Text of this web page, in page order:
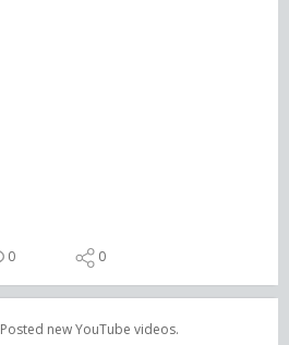
0 0
Posted new YouTube videos.